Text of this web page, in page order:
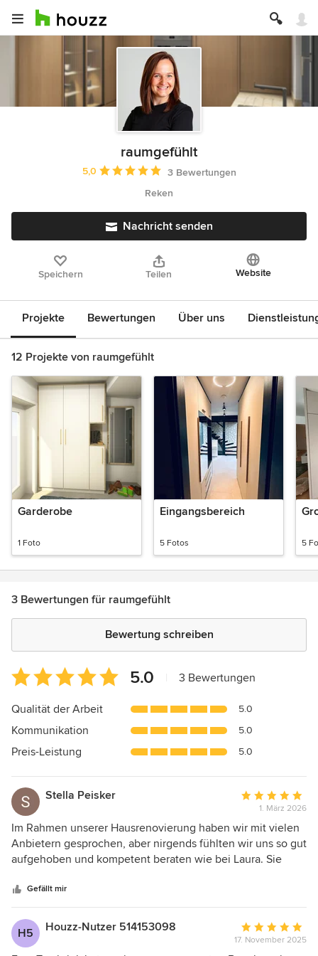
raumgefühlt
Durchschnittliche Bewertung: 5 von 5 Sternen
5,0
3 Bewertungen
Reken
Nachricht senden
Speichern Teilen Website
Projekte Bewertungen Über uns
12 Projekte von raumgefühlt
Garderobe
1 Foto
Eingangsbereich
5 Fotos 5
3 Bewertungen für raumgefühlt
Bewertung schreiben
Durchschnittliche
Bewertung:
5
5
Sternen
5.0 3 Bewertungen
Qualität der Arbeit 5.0
Kommunikation 5.0
Preis-Leistung 5.0
Stella Peisker
Bewertung:
5
von
5
1. März 2026
Im Rahmen unserer Hausrenovierung haben wir mit vielen
Anbietern gesprochen, aber nirgends fühlten wir uns so gut
aufgehoben und kompetent beraten wie bei Laura. Sie
sofort, was besonders hilfreich war, weil wir selbst anfangs
keine klare Vision für unsere Raumplanung hatten. Durch
ihr Nachfragen hat sie genau das herausgearbeitet, was wir
nicht richtig beschreiben konnten, und daraus ein
stimmiges Konzept entwickelt, auf das wir uns jetzt schon
Gefällt mir
H5 Houzz-Nutzer 514153098
Bewertung:
17. November 2025